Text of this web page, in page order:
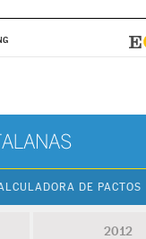
DE PACTOS
2012